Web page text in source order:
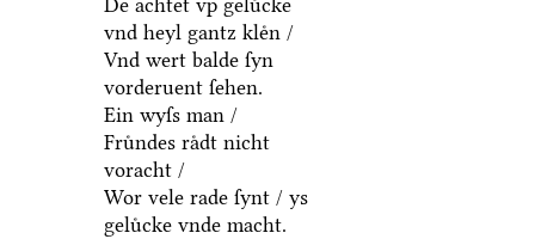
De achtet vp geluͤcke
vnd heyl gantz kleͤn /
Vnd wert balde ſyn
vorderuent ſehen.
Ein wyſs man /
Fruͤndes raͤdt nicht
voracht /
Wor vele rade ſynt / ys
geluͤcke vnde macht.